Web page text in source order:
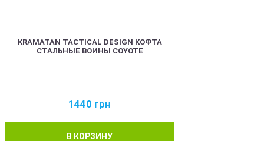
KRAMATAN TACTICAL DESIGN КОФТА
СТАЛЬНЫЕ ВОИНЫ COYOTE
1440 грн
В КОРЗИНУ